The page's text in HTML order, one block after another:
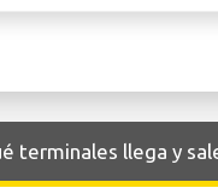
terminales llega y